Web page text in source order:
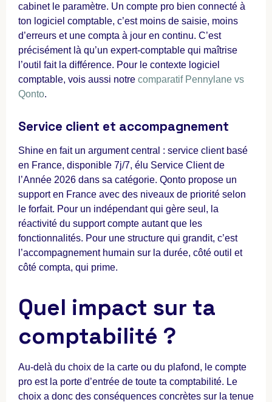
cabinet le paramètre. Un compte pro bien connecté à
ton logiciel comptable, c’est moins de saisie, moins
d’erreurs et une compta à jour en continu. C’est
précisément là qu’un expert-comptable qui maîtrise
l’outil fait la différence. Pour le contexte logiciel
comptable, vois aussi notre comparatif Pennylane vs
Qonto.
Service client et accompagnement
Shine en fait un argument central : service client basé
en France, disponible 7j/7, élu Service Client de
l’Année 2026 dans sa catégorie. Qonto propose un
support en France avec des niveaux de priorité selon
le forfait. Pour un indépendant qui gère seul, la
réactivité du support compte autant que les
fonctionnalités. Pour une structure qui grandit, c’est
l’accompagnement humain sur la durée, côté outil et
côté compta, qui prime.
Quel impact sur ta
comptabilité ?
Au-delà du choix de la carte ou du plafond, le compte
pro est la porte d’entrée de toute ta comptabilité. Le
choix a donc des conséquences concrètes sur la tenue